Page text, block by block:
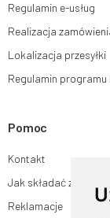
Regulamin e-usług
Realizacja
Lokalizacja przesyłki
Regulamin
Pomoc
Kontakt
Jak składać
Reklamacje